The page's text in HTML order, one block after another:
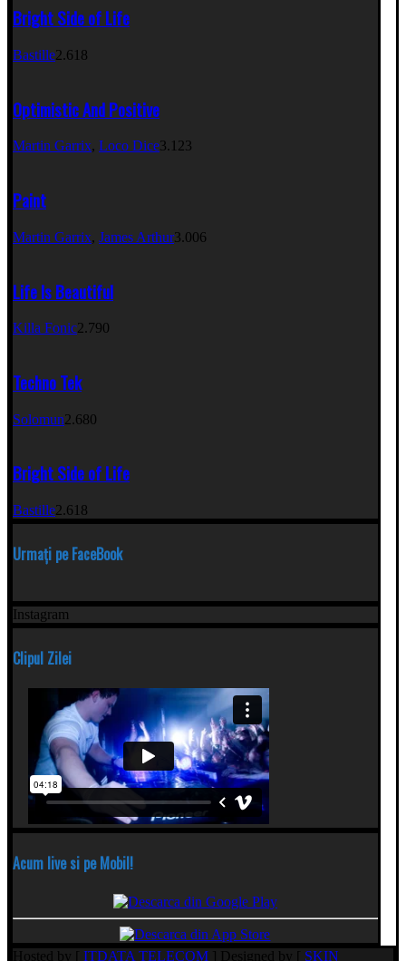
Bright Side of Life
Bastille2.618
Optimistic And Positive
Martin Garrix, Loco Dice3.123
Paint
Martin Garrix, James Arthur3.006
Life Is Beautiful
Killa Fonic2.790
Techno Tek
Solomun2.680
Bright Side of Life
Bastille2.618
Urmați pe FaceBook
Instagram
Clipul Zilei
Acum live si pe Mobil!
Hosted by [ ITDATA TELECOM ] Designed by [ SKIN